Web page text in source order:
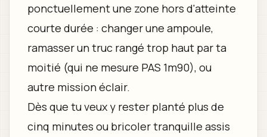
ponctuellement une zone hors d'atteinte
courte durée : changer une ampoule,
ramasser un truc rangé trop haut par ta
moitié (qui ne mesure PAS 1m90), ou
autre mission éclair.
Dès que tu veux y rester planté plus de
cinq minutes ou bricoler tranquille assis